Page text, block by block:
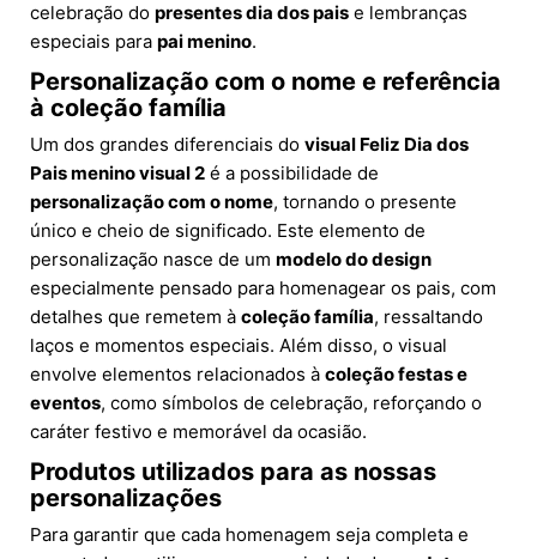
celebração do presentes dia dos pais e lembranças
especiais para pai menino.
Personalização com o nome e referência
à coleção família
Um dos grandes diferenciais do visual Feliz Dia dos
Pais menino visual 2 é a possibilidade de
personalização com o nome, tornando o presente
único e cheio de significado. Este elemento de
personalização nasce de um modelo do design
especialmente pensado para homenagear os pais, com
detalhes que remetem à coleção família, ressaltando
laços e momentos especiais. Além disso, o visual
envolve elementos relacionados à coleção festas e
eventos, como símbolos de celebração, reforçando o
caráter festivo e memorável da ocasião.
Produtos utilizados para as nossas
personalizações
Para garantir que cada homenagem seja completa e